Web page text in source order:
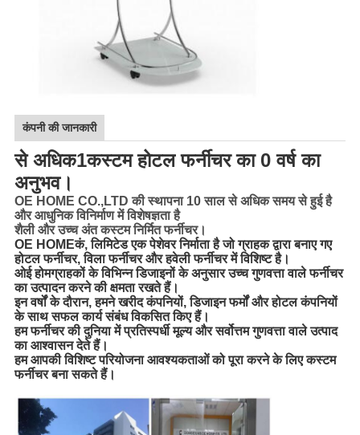
कंपनी की जानकारी
से अधिक1कस्टम होटल फर्नीचर का 0 वर्ष का
अनुभव।
OE HOME CO.,LTD की स्थापना 10 साल से अधिक समय से हुई है
और आधुनिक विनिर्माण में विशेषज्ञता है
शैली और उच्च अंत कस्टम निर्मित फर्नीचर।
OE HOMEकं, लिमिटेड एक पेशेवर निर्माता है जो ग्राहक द्वारा बनाए गए
होटल फर्नीचर, विला फर्नीचर और हवेली फर्नीचर में विशिष्ट है।
ओई होमग्राहकों के विभिन्न डिजाइनों के अनुसार उच्च गुणवत्ता वाले फर्नीचर
का उत्पादन करने की क्षमता रखते हैं।
इन वर्षों के दौरान, हमने खरीद कंपनियों, डिजाइन फर्मों और होटल कंपनियों
के साथ सफल कार्य संबंध विकसित किए हैं।
हम फर्नीचर की दुनिया में प्रतिस्पर्धी मूल्य और सर्वोत्तम गुणवत्ता वाले उत्पाद
का आश्वासन देते हैं।
हम आपकी विशिष्ट परियोजना आवश्यकताओं को पूरा करने के लिए कस्टम
फर्नीचर बना सकते हैं।